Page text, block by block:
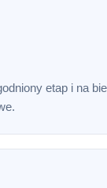
etap i na